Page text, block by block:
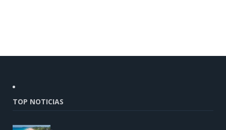
TOP NOTICIAS